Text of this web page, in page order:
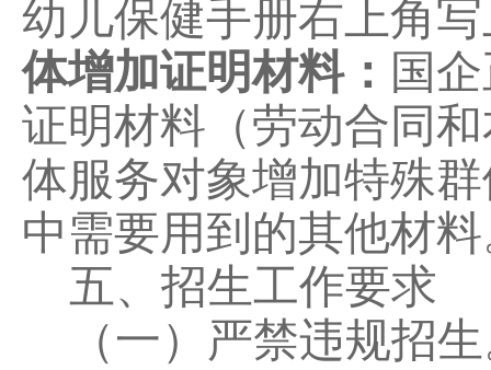
幼儿保健手册右上角
体增加证明材料： 国
证明材料（劳动合同
体服务对象增加特殊
中需要用到的其他材
五、招生工作要求
（一）严禁违规招